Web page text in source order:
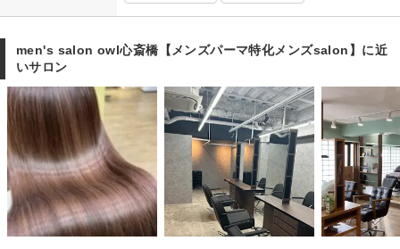
men's salon owl心斎橋【メンズパーマ特化メンズsalon】に近
いサロン